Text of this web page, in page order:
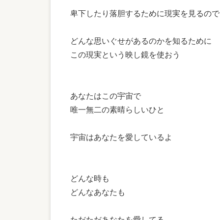
卑下したり落胆するために現実を見るの
どんな思いぐせがあるのかを知るために
この現実という映し鏡を使おう
あなたはこの宇宙で
唯一無二の素晴らしいひと
宇宙はあなたを愛しているよ
どんな時も
どんなあなたも